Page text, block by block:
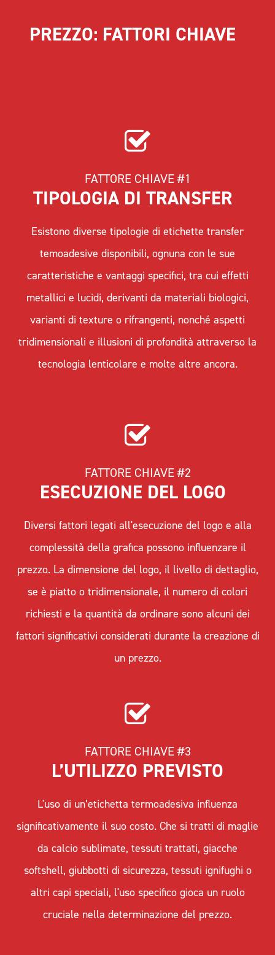
PREZZO: FATTORI CHIAVE
FATTORE CHIAVE #1
TIPOLOGIA DI TRANSFER
Esistono diverse tipologie di etichette transfer
temoadesive disponibili, ognuna con le sue
caratteristiche e vantaggi specifici, tra cui effetti
metallici e lucidi, derivanti da materiali biologici,
varianti di texture o rifrangenti, nonché aspetti
tridimensionali e illusioni di profondità attraverso la
tecnologia lenticolare e molte altre ancora.
FATTORE CHIAVE #2
ESECUZIONE DEL LOGO
Diversi fattori legati all'esecuzione del logo e alla
complessità della grafica possono influenzare il
prezzo. La dimensione del logo, il livello di dettaglio,
se è piatto o tridimensionale, il numero di colori
richiesti e la quantità da ordinare sono alcuni dei
fattori significativi considerati durante la creazione di
un prezzo.
FATTORE CHIAVE #3
L’UTILIZZO PREVISTO
L'uso di un’etichetta termoadesiva influenza
significativamente il suo costo. Che si tratti di maglie
da calcio sublimate, tessuti trattati, giacche
softshell, giubbotti di sicurezza, tessuti ignifughi o
altri capi speciali, l'uso specifico gioca un ruolo
cruciale nella determinazione del prezzo.